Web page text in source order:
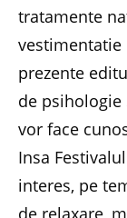
tratamente
vestimentatie
prezente
de psihologie
vor face
Insa
interes, pe
de relaxare,